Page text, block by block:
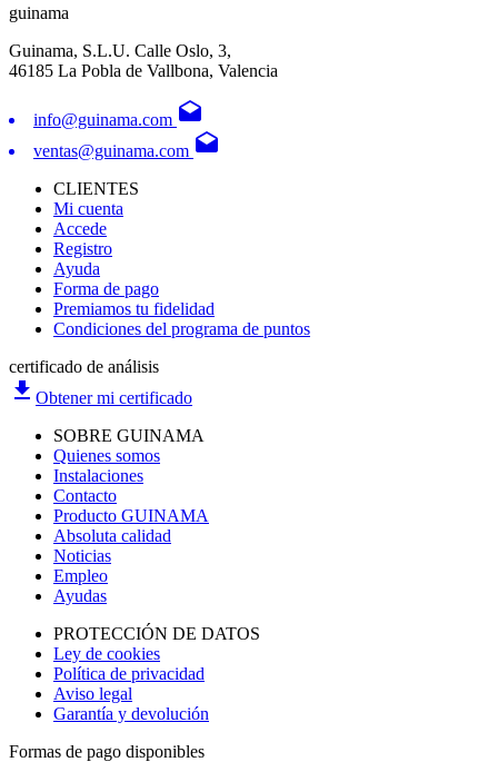
guinama
Guinama, S.L.U. Calle Oslo, 3,
46185 La Pobla de Vallbona, Valencia
info@guinama.com drafts
ventas@guinama.com drafts
CLIENTES
Mi cuenta
Accede
Registro
Ayuda
Forma de pago
Premiamos tu fidelidad
Condiciones del programa de puntos
certificado de análisis
file_download Obtener mi certificado
SOBRE GUINAMA
Quienes somos
Instalaciones
Contacto
Producto GUINAMA
Absoluta calidad
Noticias
Empleo
Ayudas
PROTECCIÓN DE DATOS
Ley de cookies
Política de privacidad
Aviso legal
Garantía y devolución
Formas de pago disponibles